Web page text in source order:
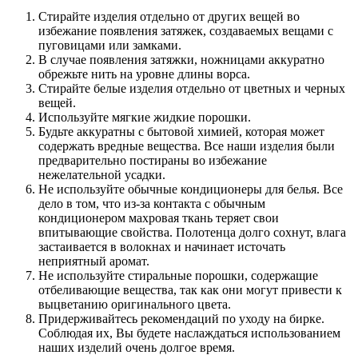
Стирайте изделия отдельно от других вещей во
избежание появления затяжек, создаваемых вещами с
пуговицами или замками.
В случае появления затяжки, ножницами аккуратно
обрежьте нить на уровне длины ворса.
Стирайте белые изделия отдельно от цветных и черных
вещей.
Используйте мягкие жидкие порошки.
Будьте аккуратны с бытовой химией, которая может
содержать вредные вещества. Все наши изделия были
предварительно постираны во избежание
нежелательной усадки.
Не используйте обычные кондиционеры для белья. Все
дело в том, что из-за контакта с обычным
кондиционером махровая ткань теряет свои
впитывающие свойства. Полотенца долго сохнут, влага
застаивается в волокнах и начинает источать
неприятный аромат.
Не используйте стиральные порошки, содержащие
отбеливающие вещества, так как они могут привести к
выцветанию оригинального цвета.
Придерживайтесь рекомендаций по уходу на бирке.
Соблюдая их, Вы будете наслаждаться использованием
наших изделий очень долгое время.